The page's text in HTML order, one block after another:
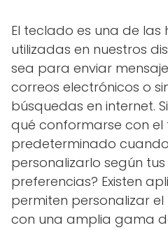
El teclado es una de
utilizadas en nuestros
sea para enviar
correos electrónicos o
búsquedas en internet.
qué conformarse con
predeterminado
personalizarlo según
preferencias? Existen
permiten personalizar
con una amplia gama